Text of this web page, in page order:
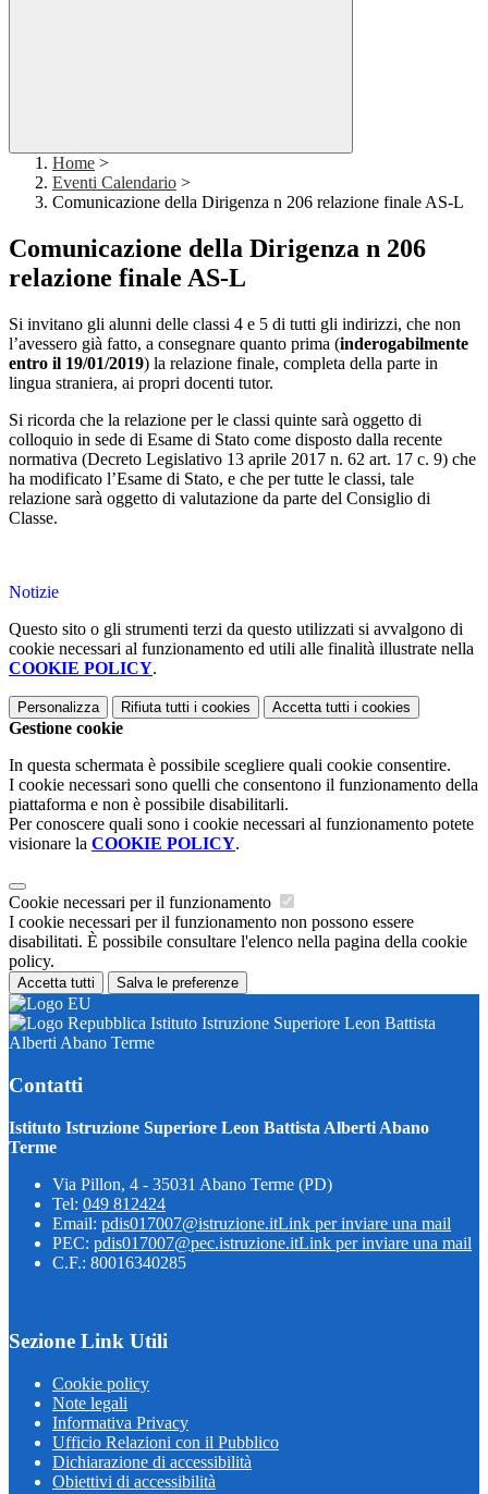
Home >
Eventi Calendario >
Comunicazione della Dirigenza n 206 relazione finale AS-L
Comunicazione della Dirigenza n 206
relazione finale AS-L
Si invitano gli alunni delle classi 4 e 5 di tutti gli indirizzi, che non
l’avessero già fatto, a consegnare quanto prima (inderogabilmente
entro il 19/01/2019) la relazione finale, completa della parte in
lingua straniera, ai propri docenti tutor.
Si ricorda che la relazione per le classi quinte sarà oggetto di
colloquio in sede di Esame di Stato come disposto dalla recente
normativa (Decreto Legislativo 13 aprile 2017 n. 62 art. 17 c. 9) che
ha modificato l’Esame di Stato, e che per tutte le classi, tale
relazione sarà oggetto di valutazione da parte del Consiglio di
Classe.
Notizie
Questo sito o gli strumenti terzi da questo utilizzati si avvalgono di
cookie necessari al funzionamento ed utili alle finalità illustrate nella
COOKIE POLICY.
Personalizza Rifiuta tutti i cookies Accetta tutti i cookies
Gestione cookie
In questa schermata è possibile scegliere quali cookie consentire.
I cookie necessari sono quelli che consentono il funzionamento della
piattaforma e non è possibile disabilitarli.
Per conoscere quali sono i cookie necessari al funzionamento potete
visionare la COOKIE POLICY.
Cookie necessari per il funzionamento
I cookie necessari per il funzionamento non possono essere
disabilitati. È possibile consultare l'elenco nella pagina della cookie
policy.
Accetta tutti Salva le preferenze
Istituto Istruzione Superiore Leon Battista
Alberti Abano Terme
Contatti
Istituto Istruzione Superiore Leon Battista Alberti Abano
Terme
Via Pillon, 4 - 35031 Abano Terme (PD)
Tel: 049 812424
Email: pdis017007@istruzione.itLink per inviare una mail
PEC: pdis017007@pec.istruzione.itLink per inviare una mail
C.F.: 80016340285
Sezione Link Utili
Cookie policy
Note legali
Informativa Privacy
Ufficio Relazioni con il Pubblico
Dichiarazione di accessibilità
Obiettivi di accessibilità